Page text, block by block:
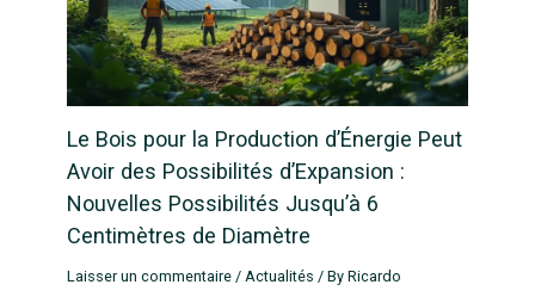
Le Bois pour la Production d’Énergie Peut
Avoir des Possibilités d’Expansion :
Nouvelles Possibilités Jusqu’à 6
Centimètres de Diamètre
Laisser un commentaire /Actualités / ByRicardo